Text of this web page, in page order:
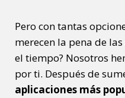
Pero con tantas
merecen la pena de
el tiempo? Nosotros
por ti. Después de
aplicaciones más